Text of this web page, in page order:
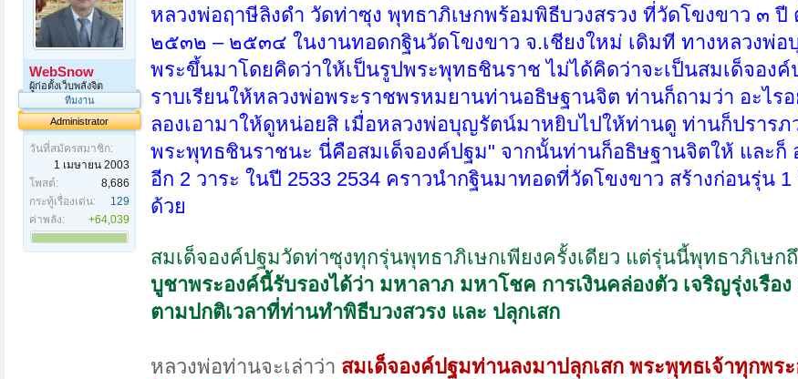
WebSnow
ผู้ก่อตั้งเว็บพลังจิต
ทีมงาน
Administrator
วันที่สมัครสมาชิก:
1 เมษายน 2003
โพสต์:
8,686
กระทู้เรื่องเด่น:
129
ค่าพลัง:
+64,039
หลวงพ่อฤาษีลิงดำ วัดท่าซุง พุทธาภิเษกพร้อมพิธีบวงสรวง ที่วัดโขงขาว ๓ ปี
๒๕๓๒ – ๒๕๓๔ ในงานทอดกฐินวัดโขงขาว จ.เชียงใหม่ เดิมที ทางหลวงพ่อ
พระขึ้นมาโดยคิดว่าให้เป็นรูปพระพุทธชินราช ไม่ได้คิดว่าจะเป็นสมเด็จองค์
ราบเรียนให้หลวงพ่อพระราชพรหมยานท่านอธิษฐานจิต ท่านก็ถามว่า อะไร
ลองเอามาให้ดูหน่อยสิ เมื่อหลวงพ่อบุญรัตน์มาหยิบไปให้ท่านดู ท่านก็ปรารภ
พระพุทธชินราชนะ นี่คือสมเด็จองค์ปฐม" จากนั้นท่านก็อธิษฐานจิตให้ และก็
อีก 2 วาระ ในปี 2533 2534 คราวนำกฐินมาทอดที่วัดโขงขาว สร้างก่อนรุ่น
ด้วย
สมเด็จองค์ปฐมวัดท่าซุงทุกรุ่นพุทธาภิเษกเพียงครั้งเดียว แต่รุ่นนี้พุทธาภิเษก
บูชาพระองค์นี้รับรองได้ว่า มหาลาภ มหาโชค การเงินคล่องตัว เจริญรุ่งเรือ
ตามปกติเวลาที่ท่านทำพิธีบวงสวรง และ ปลุกเสก
หลวงพ่อท่านจะเล่าว่า สมเด็จองค์ปฐมท่านลงมาปลุกเสก พระพุทธเจ้าทุกพร